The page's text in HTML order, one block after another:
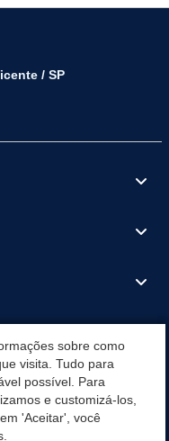
/ SP
sobre como
visita. Tudo para
possível. Para
e customizá-los,
'Aceitar', você